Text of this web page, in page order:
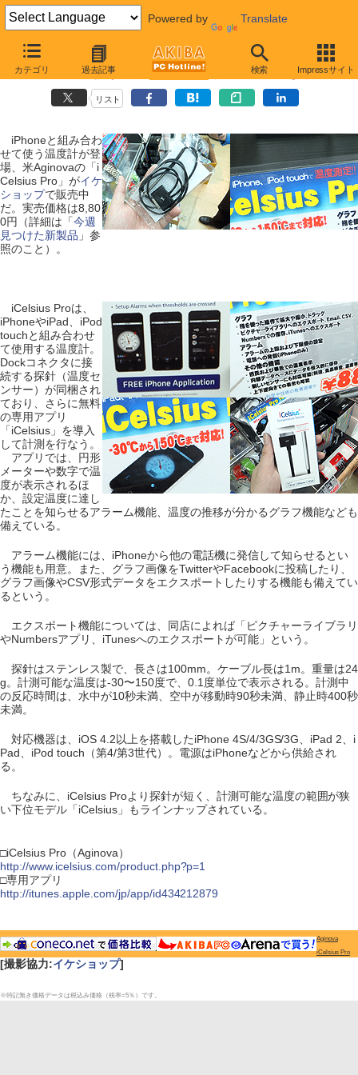
Powered by Translate
カテゴリ 過去記事 検索 Impressサイト
【 2012年4月19日 】
iPhone用の温度計が発売、専用アプリでアラームも可
リスト
iPhoneと組み合わ
せて使う温度計が登
場、米Aginovaの「i
Celsius Pro」がイケ
ショップで販売中
だ。実売価格は8,80
0円（詳細は「今週
見つけた新製品 」参
照のこと）。
iCelsius Proは、
iPhoneやiPad、iPod
touchと組み合わせ
て使用する温度計。
Dockコネクタに接
続する探針（温度セ
ンサー）が同梱され
ており、さらに無料
の専用アプリ
「iCelsius」を導入
して計測を行なう。
アプリでは、円形
メーターや数字で温
度が表示されるほ
か、設定温度に達し
たことを知らせるアラーム機能、温度の推移が分かるグラフ機能なども
備えている。
アラーム機能には、iPhoneから他の電話機に発信して知らせるとい
う機能も用意。また、グラフ画像をTwitterやFacebookに投稿したり、
グラフ画像やCSV形式データをエクスポートしたりする機能も備えてい
るという。
エクスポート機能については、同店によれば「ピクチャーライブラリ
やNumbersアプリ、iTunesへのエクスポートが可能」という。
探針はステンレス製で、長さは100mm。ケーブル長は1m。重量は24
g。計測可能な温度は-30〜150度で、0.1度単位で表示される。計測中
の反応時間は、水中が10秒未満、空中が移動時90秒未満、静止時400秒
未満。
対応機器は、iOS 4.2以上を搭載したiPhone 4S/4/3GS/3G、iPad 2、i
Pad、iPod touch（第4/第3世代）。電源はiPhoneなどから供給され
る。
ちなみに、iCelsius Proより探針が短く、計測可能な温度の範囲が狭
い下位モデル「iCelsius」もラインナップされている。
□iCelsius Pro（Aginova）
http://www.icelsius.com/product.php?p=1
□専用アプリ
http://itunes.apple.com/jp/app/id434212879
Aginova
iCelsius Pro
[撮影協力:イケショップ]
※特記無き価格データは税込み価格（税率=5％）です。